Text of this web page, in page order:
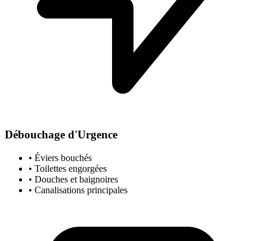
Débouchage d'Urgence
• Éviers bouchés
• Toilettes engorgées
• Douches et baignoires
• Canalisations principales